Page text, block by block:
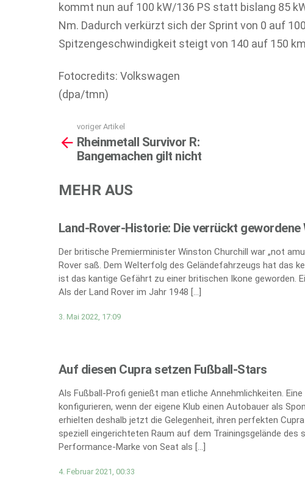
kommt nun auf 100 kW/136 PS statt bislang 85
Nm. Dadurch verkürzt sich der Sprint von 0 auf
Spitzengeschwindigkeit steigt von 140 auf 150
Fotocredits: Volkswagen
(dpa/tmn)
more
voriger Artikel
Rheinmetall Survivor R:
Bangemachen gilt nicht
MEHR AUS
Land-Rover-Historie: Die verrückt gewordene
Der britische Premierminister Winston Churchill war „not
Rover saß. Dem Welterfolg des Geländefahrzeugs hat das
ist das kantige Gefährt zu einer britischen Ikone geworden.
Als der Land Rover im Jahr 1948 […]
3. Mai 2022, 17:09
Auf diesen Cupra setzen Fußball-Stars
Als Fußball-Profi genießt man etliche Annehmlichkeiten.
konfigurieren, wenn der eigene Klub einen Autobauer als
erhielten deshalb jetzt die Gelegenheit, ihren perfekten
speziell eingerichteten Raum auf dem Trainingsgelände des
Performance-Marke von Seat als […]
4. Februar 2021, 00:33